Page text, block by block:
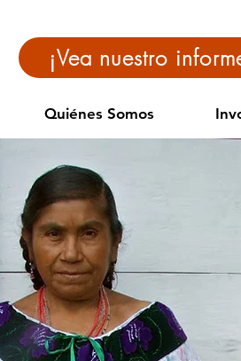
¡Vea nuestro
Quiénes Somos